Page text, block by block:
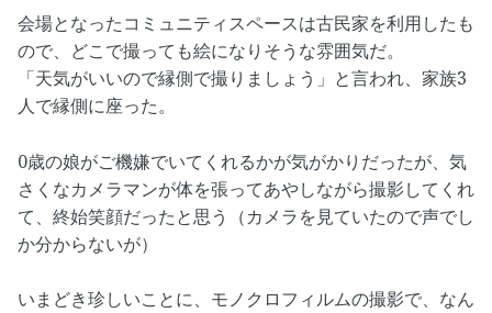
会場となったコミュニティスペースは古民家を利用したも
ので、どこで撮っても絵になりそうな雰囲気だ。
「天気がいいので縁側で撮りましょう」と言われ、家族3
人で縁側に座った。
0歳の娘がご機嫌でいてくれるかが気がかりだったが、気
さくなカメラマンが体を張ってあやしながら撮影してくれ
て、終始笑顔だったと思う（カメラを見ていたので声でし
か分からないが）
いまどき珍しいことに、モノクロフィルムの撮影で、なん